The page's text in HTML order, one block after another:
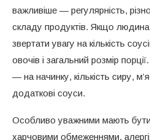
важливіше — регулярність,
складу продуктів. Якщо
звертати увагу на кількість
овочів і загальний розмір
— на начинку, кількість сиру,
додаткові соуси.
Особливо уважними мають
харчовими обмеженнями,